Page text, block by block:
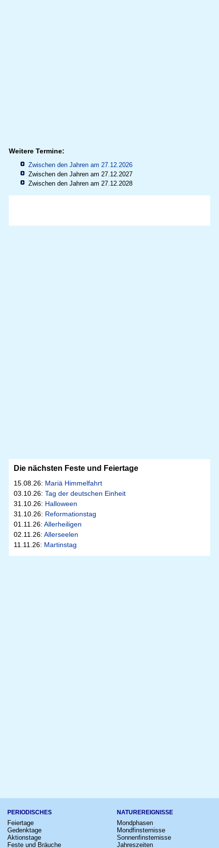
Weitere Termine:
Zwischen den Jahren am 27.12.2026
Zwischen den Jahren am 27.12.2027
Zwischen den Jahren am 27.12.2028
Die nächsten Feste und Feiertage
15.08.26: Mariä Himmelfahrt
03.10.26: Tag der deutschen Einheit
31.10.26: Halloween
31.10.26: Reformationstag
01.11.26: Allerheiligen
02.11.26: Allerseelen
11.11.26: Martinstag
PERIODISCHES
Feiertage
Gedenktage
Aktionstage
Feste und Bräuche
NATUREREIGNISSE
Mondphasen
Mondfinsternisse
Sonnenfinsternisse
Jahreszeiten